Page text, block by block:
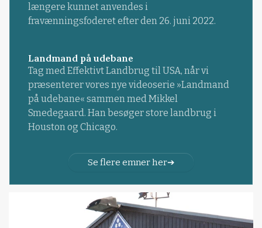
længere kunnet anvendes i
fravænningsfoderet efter den 26. juni 2022.
Landmand på udebane
Tag med Effektivt Landbrug til USA, når vi
præsenterer vores nye videoserie »Landmand
på udebane« sammen med Mikkel
Smedegaard. Han besøger store landbrug i
Houston og Chicago.
Se flere emner her